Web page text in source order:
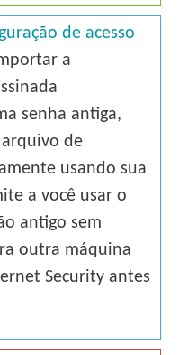
de acesso
a
senha antiga,
arquivo de
usando sua
a você usar o
antigo sem
outra máquina
Security antes